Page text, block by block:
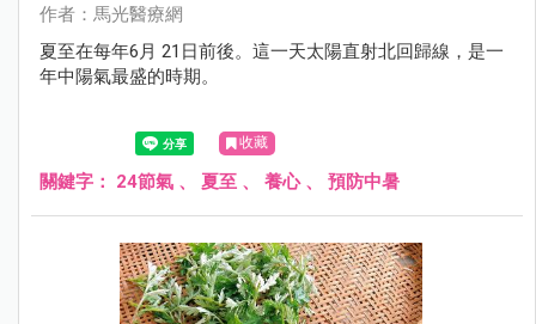
作者：馬光醫療網
夏至在每年6月 21日前後。這一天太陽直射北回歸線，是一
年中陽氣最盛的時期。
收藏
關鍵字： 24節氣 、 夏至 、 養心、 預防中暑